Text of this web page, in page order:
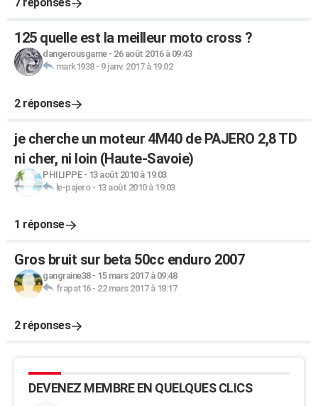
125 quelle est la meilleur moto cross ?
dangerousgame- 26 août 2016 à 09:43
mark1938- 9 janv. 2017 à 19:02
2 réponses
je cherche un moteur 4M40 de PAJERO 2,8 TD
ni cher, ni loin (Haute-Savoie)
PHILIPPE- 13 août 2010 à 19:03
le-pajero- 13 août 2010 à 19:03
1 réponse
Gros bruit sur beta 50cc enduro 2007
gangraine38- 15 mars 2017 à 09:48
frapat16- 22 mars 2017 à 18:17
2 réponses
DEVENEZ MEMBRE EN QUELQUES CLICS